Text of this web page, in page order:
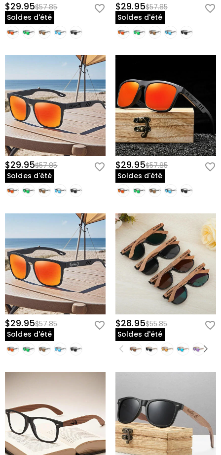
$29.95$57.85
Soldes d'été
$29.95$57.85
Soldes d'été
$29.95$57.85
Soldes d'été
$29.95$57.85
Soldes d'été
$29.95$57.85
Soldes d'été
$28.95$55.85
Soldes d'été